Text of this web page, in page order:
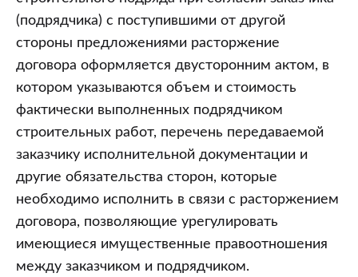
(подрядчика) с поступившими от другой
стороны предложениями расторжение
договора оформляется двусторонним актом, в
котором указываются объем и стоимость
фактически выполненных подрядчиком
строительных работ, перечень передаваемой
заказчику исполнительной документации и
другие обязательства сторон, которые
необходимо исполнить в связи с расторжением
договора, позволяющие урегулировать
имеющиеся имущественные правоотношения
между заказчиком и подрядчиком.